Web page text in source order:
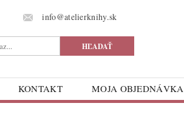
info@atelierknihy.sk
KONTAKT MOJA OBJEDNÁVKA